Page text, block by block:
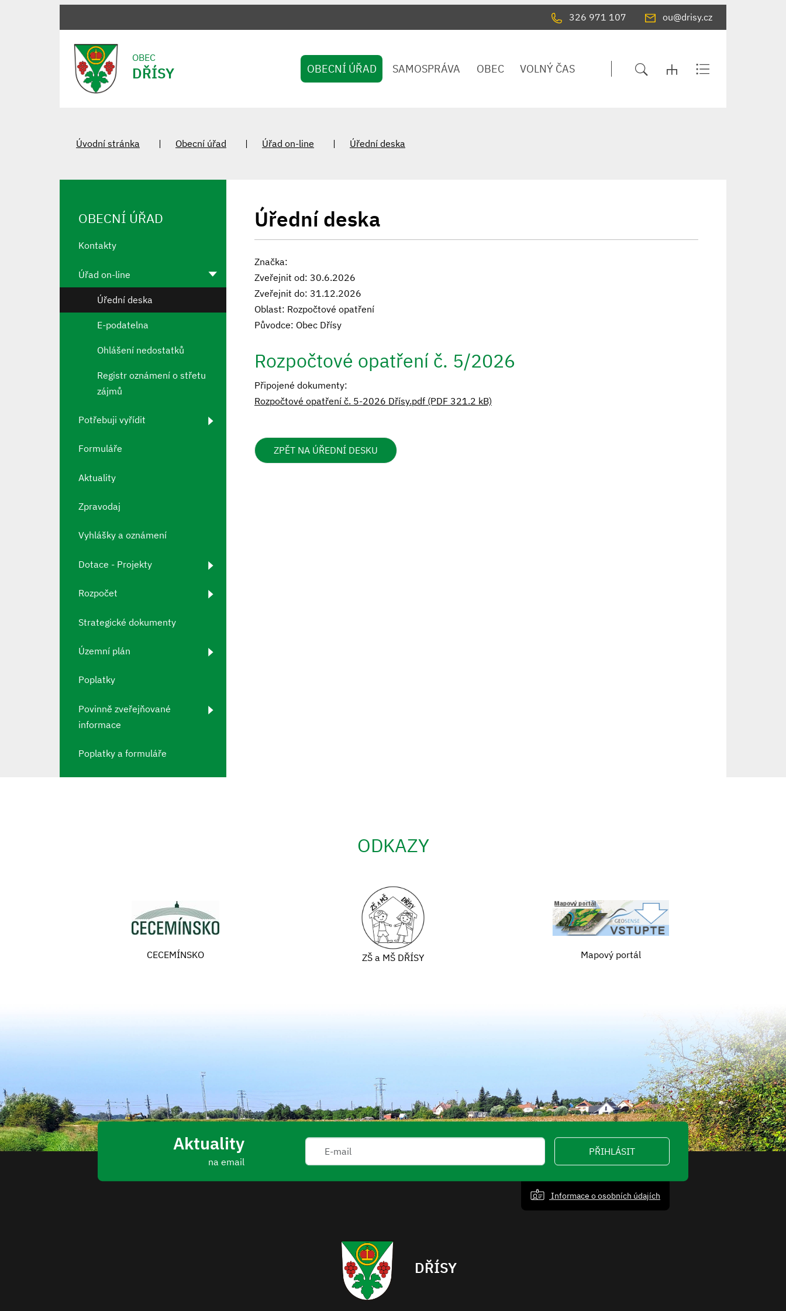
326 971 107 ou@drisy.cz
OBEC
DŘÍSY OBECNÍ ÚŘAD SAMOSPRÁVA OBEC VOLNÝ ČAS
Úvodní stránka Obecní úřad Úřad on-line Úřední deska
Úřední deska
Značka:
Zveřejnit od: 30.6.2026
Zveřejnit do: 31.12.2026
Oblast: Rozpočtové opatření
Původce: Obec Dřísy
Rozpočtové opatření č. 5/2026
Připojené dokumenty:
Rozpočtové opatření č. 5-2026 Dřísy.pdf (PDF 321.2 kB)
ZPĚT NA ÚŘEDNÍ DESKU
OBECNÍ ÚŘAD
Kontakty
Úřad on-line
Úřední deska
E-podatelna
Ohlášení nedostatků
Registr oznámení o střetu
zájmů
Potřebuji vyřídit
Formuláře
Aktuality
Zpravodaj
Vyhlášky a oznámení
Dotace - Projekty
Rozpočet
Strategické dokumenty
Územní plán
Poplatky
Povinně zveřejňované
informace
Poplatky a formuláře
ODKAZY
CECEMÍNSKO ZŠ a MŠ DŘÍSY Mapový portál
Aktuality
na email
PŘIHLÁSIT
Informace o osobních údajích
DŘÍSY